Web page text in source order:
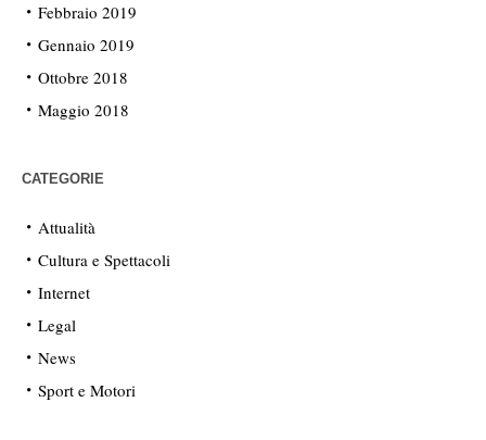
Febbraio 2019
Gennaio 2019
Ottobre 2018
Maggio 2018
CATEGORIE
Attualità
Cultura e Spettacoli
Internet
Legal
News
Sport e Motori